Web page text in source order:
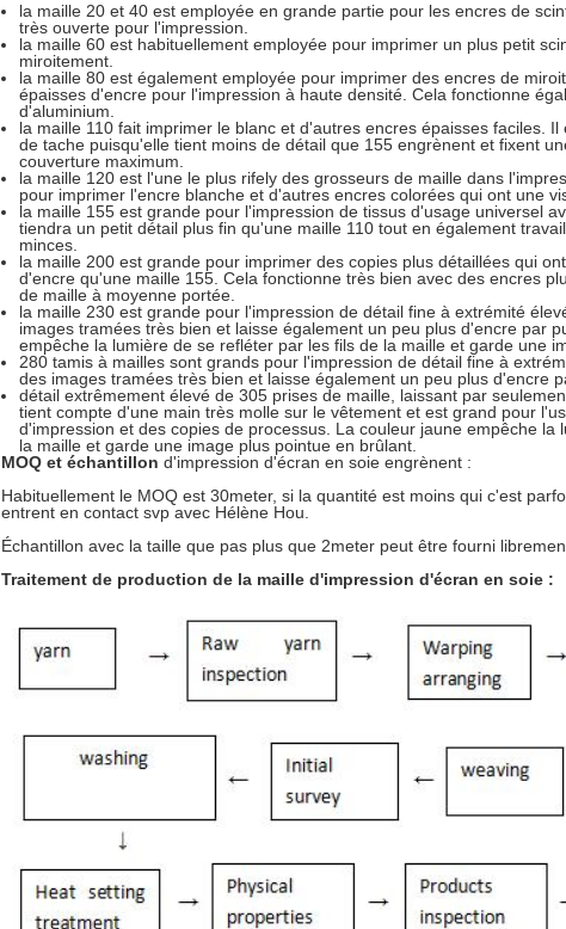
la maille 20 et 40 est employée en grande partie pour les encres de
très ouverte pour l'impression.
la maille 60 est habituellement employée pour imprimer un plus petit
miroitement.
la maille 80 est également employée pour imprimer des encres de
épaisses d'encre pour l'impression à haute densité. Cela fonctionne
d'aluminium.
la maille 110 fait imprimer le blanc et d'autres encres épaisses faciles.
de tache puisqu'elle tient moins de détail que 155 engrènent et fixent
couverture maximum.
la maille 120 est l'une le plus rifely des grosseurs de maille dans
pour imprimer l'encre blanche et d'autres encres colorées qui ont une
la maille 155 est grande pour l'impression de tissus d'usage universel
tiendra un petit détail plus fin qu'une maille 110 tout en également
minces.
la maille 200 est grande pour imprimer des copies plus détaillées qui
d'encre qu'une maille 155. Cela fonctionne très bien avec des encres
de maille à moyenne portée.
la maille 230 est grande pour l'impression de détail fine à extrémité
images tramées très bien et laisse également un peu plus d'encre par
empêche la lumière de se refléter par les fils de la maille et garde une
280 tamis à mailles sont grands pour l'impression de détail fine à
des images tramées très bien et laisse également un peu plus d'encre
détail extrêmement élevé de 305 prises de maille, laissant par
tient compte d'une main très molle sur le vêtement et est grand pour
d'impression et des copies de processus. La couleur jaune empêche la
la maille et garde une image plus pointue en brûlant.
MOQ et échantillon d'impression d'écran en soie engrènent :
Habituellement le MOQ est 30meter, si la quantité est moins qui c'est
entrent en contact svp avec Hélène Hou.
Échantillon avec la taille que pas plus que 2meter peut être fourni
Traitement de production de la maille d'impression d'écran en soie :